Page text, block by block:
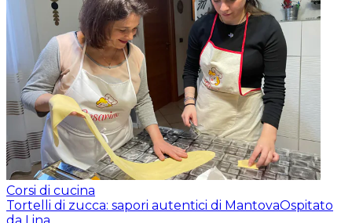
Corsi di cucina
Tortelli di zucca: sapori autentici di MantovaOspitato